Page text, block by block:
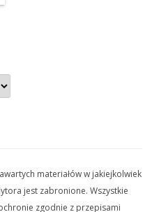
materiałów w jakiejkolwiek
jest zabronione. Wszystkie
zgodnie z przepisami